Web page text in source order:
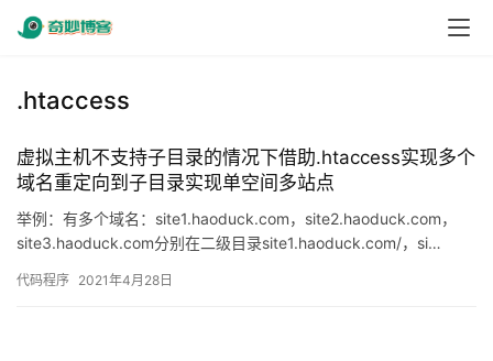
.htaccess
虚拟主机不支持子目录的情况下借助.htaccess实现多个
域名重定向到子目录实现单空间多站点
举例：有多个域名：site1.haoduck.com，site2.haoduck.com，
site3.haoduck.com分别在二级目录site1.haoduck.com/，si…
代码程序 2021年4月28日